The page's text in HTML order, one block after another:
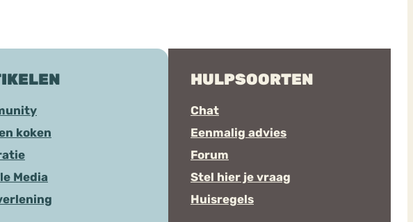
koken
Media
HULPSOORTEN
Chat
Eenmalig advies
Forum
Stel hier je vraag
Huisregels